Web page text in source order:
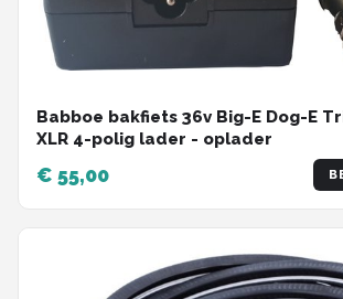
Babboe bakfiets 36v Big-E Dog-E
XLR 4-polig lader - oplader
€ 55,00